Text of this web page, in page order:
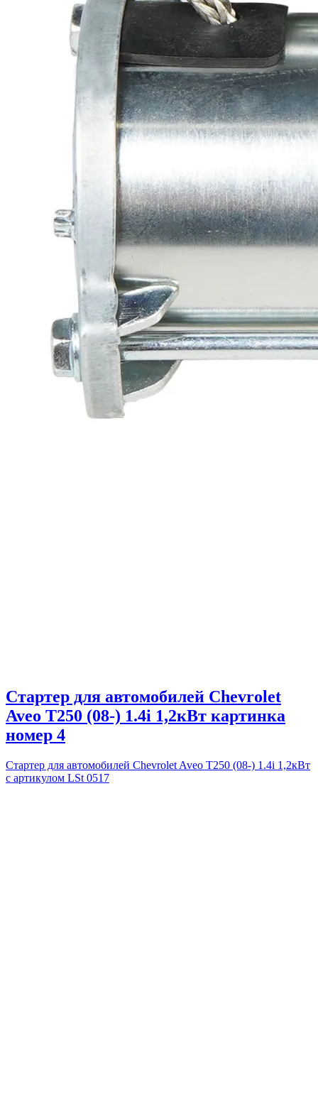
Стартер для автомобилей Chevrolet
Aveo T250 (08-) 1.4i 1,2кВт картинка
номер 4
Стартер для автомобилей Chevrolet Aveo T250 (08-) 1.4i 1,2кВт
с артикулом LSt 0517